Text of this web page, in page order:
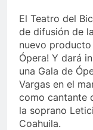
El Teatro del
de difusión de
nuevo
Ópera! Y dará
una Gala de
Vargas en el
como cantante
la soprano
Coahuila.